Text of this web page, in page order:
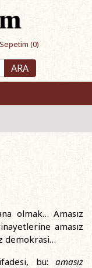
(0)
ARA
olmak… Amasız
amasız
demokrasi…
bu: amasız